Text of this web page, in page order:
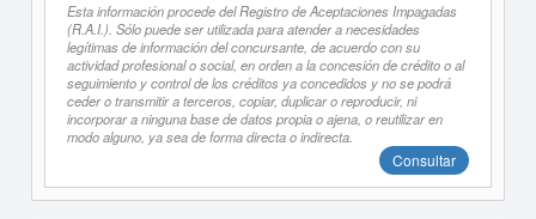
Esta información procede del Registro de Aceptaciones Impagadas
(R.A.I.). Sólo puede ser utilizada para atender a necesidades
legítimas de información del concursante, de acuerdo con su
actividad profesional o social, en orden a la concesión de crédito o al
seguimiento y control de los créditos ya concedidos y no se podrá
ceder o transmitir a terceros, copiar, duplicar o reproducir, ni
incorporar a ninguna base de datos propia o ajena, o reutilizar en
modo alguno, ya sea de forma directa o indirecta.
Consultar